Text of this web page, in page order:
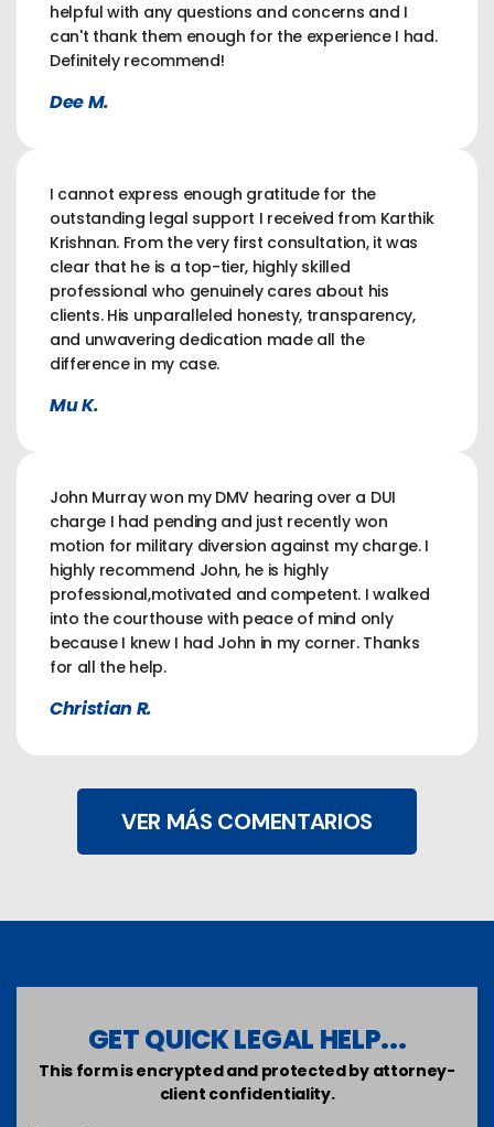
helpful with any questions and concerns and I
can't thank them enough for the experience I had.
Definitely recommend!
Dee M.
I cannot express enough gratitude for the
outstanding legal support I received from Karthik
Krishnan. From the very first consultation, it was
clear that he is a top-tier, highly skilled
professional who genuinely cares about his
clients. His unparalleled honesty, transparency,
and unwavering dedication made all the
difference in my case.
Mu K.
John Murray won my DMV hearing over a DUI
charge I had pending and just recently won
motion for military diversion against my charge. I
highly recommend John, he is highly
professional,motivated and competent. I walked
into the courthouse with peace of mind only
because I knew I had John in my corner. Thanks
for all the help.
Christian R.
VER MÁS COMENTARIOS
GET QUICK LEGAL HELP...
This form is encrypted and protected by attorney-
client confidentiality.